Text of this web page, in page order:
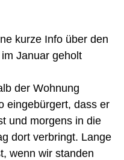
kurze Info über den
Januar geholt
der Wohnung
eingebürgert, dass er
und morgens in die
dort verbringt. Lange
wenn wir standen